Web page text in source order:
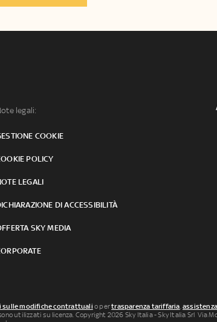
legali:
COOKIE
POLICY
LEGALI
DI ACCESSIBILITÀ
SKY MEDIA
sulle modifiche contrattuali o pertrasparenza tariffaria,assistenza
utilizzati su licenza. Copyright 2026 Sky Italia - Sky Italia Srl Via